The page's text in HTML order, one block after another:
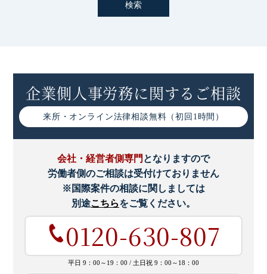
企業側人事労務に関するご相談
来所・オンライン法律相談無料（初回1時間）
会社・経営者側専門 となりますので
労働者側のご相談は受付けておりません
※国際案件の相談に関しましては
別途こちらをご覧ください。
0120-630-807
平日 9：00～19：00 / 土日祝 9：00～18：00